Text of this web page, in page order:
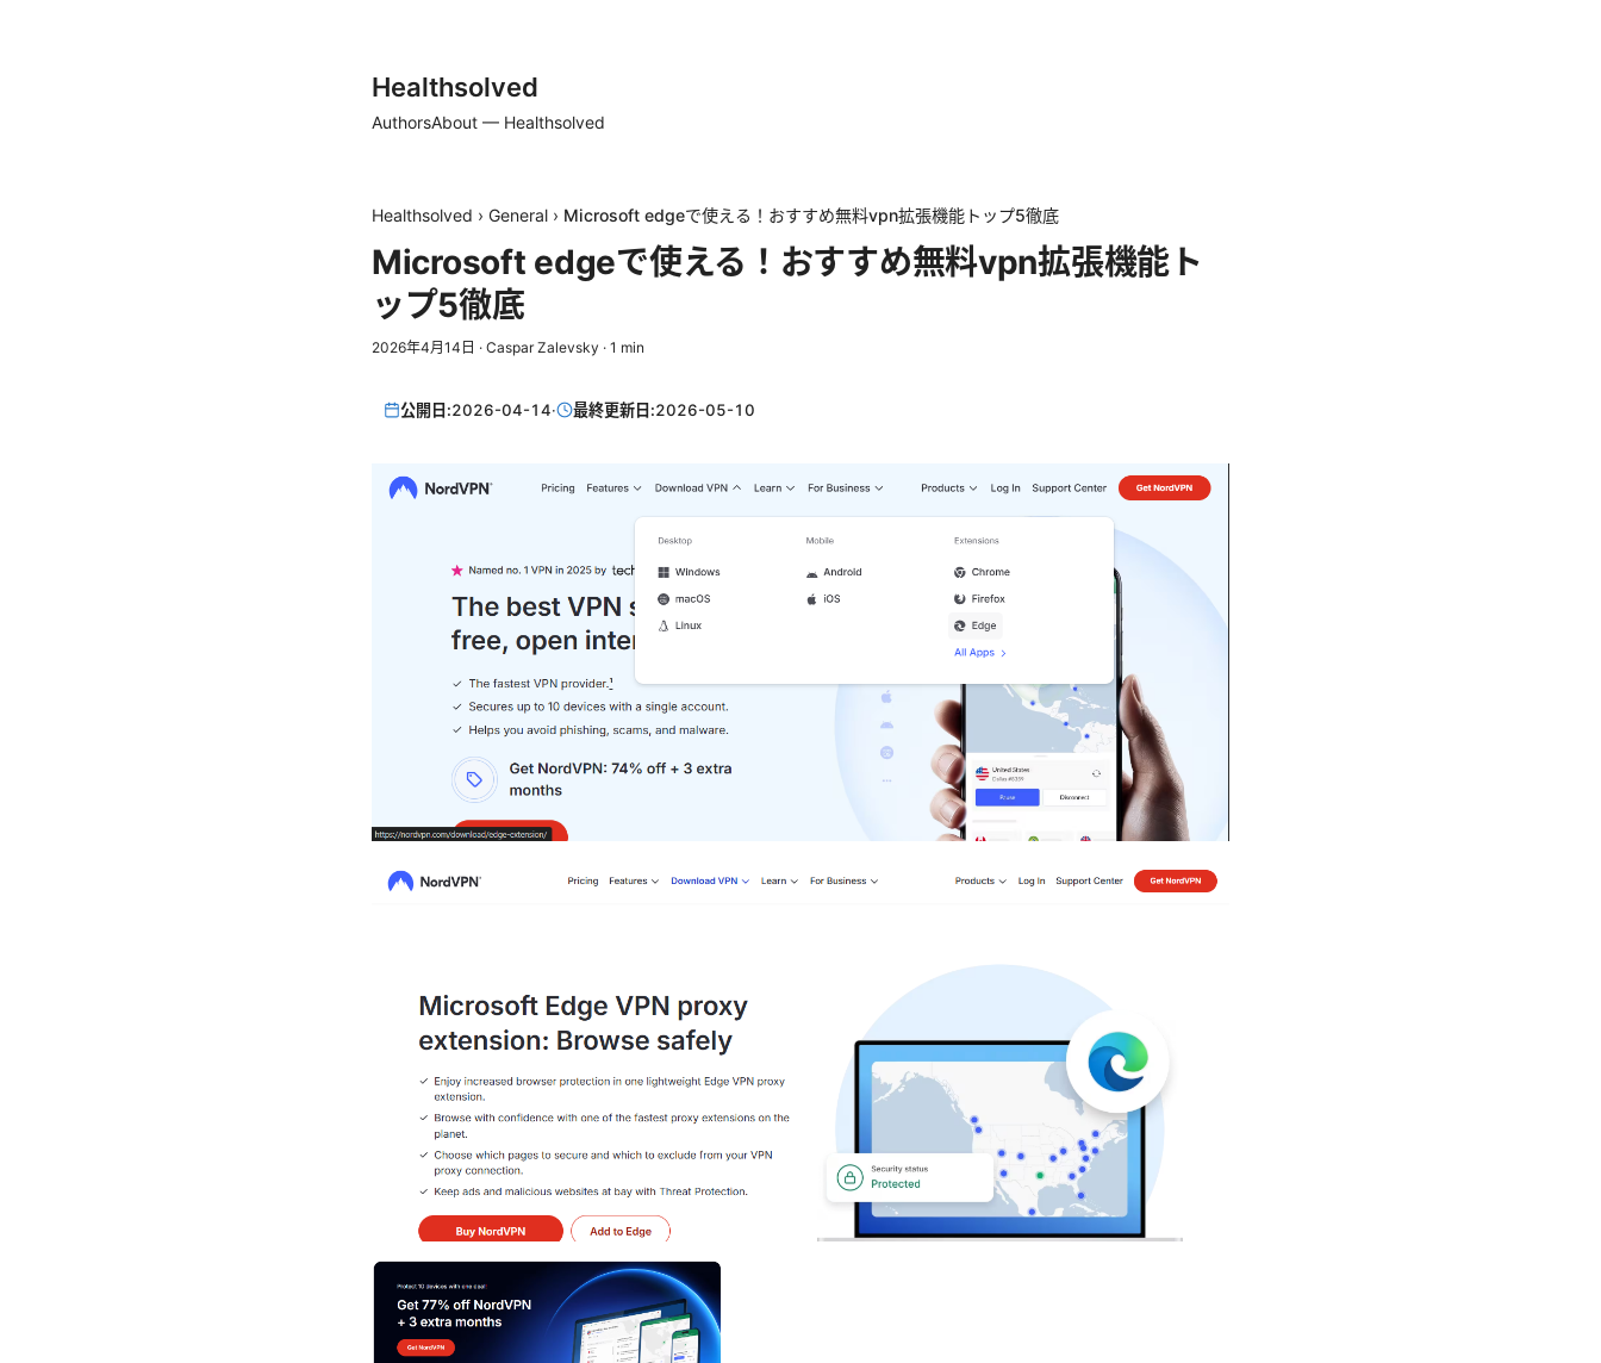
Healthsolved
AuthorsAbout — Healthsolved
Healthsolved › General › Microsoft edgeで使える！おすすめ無料vpn拡張機能トップ5徹底
Microsoft edgeで使える！おすすめ無料vpn拡張機能ト
ップ5徹底
2026年4月14日 · Caspar Zalevsky · 1 min
公開日:2026-04-14· 最終更新日:2026-05-10